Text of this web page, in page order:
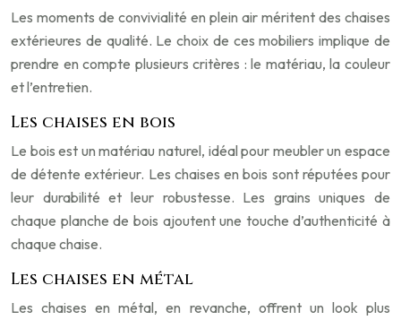
Les moments de convivialité en plein air méritent des chaises
extérieures de qualité. Le choix de ces mobiliers implique de
prendre en compte plusieurs critères : le matériau, la couleur
et l’entretien.
Les chaises en bois
Le bois est un matériau naturel, idéal pour meubler un espace
de détente extérieur. Les chaises en bois sont réputées pour
leur durabilité et leur robustesse. Les grains uniques de
chaque planche de bois ajoutent une touche d’authenticité à
chaque chaise.
Les chaises en métal
Les chaises en métal, en revanche, offrent un look plus